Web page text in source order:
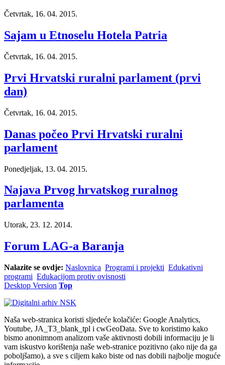
Četvrtak, 16. 04. 2015.
Sajam u Etnoselu Hotela Patria
Četvrtak, 16. 04. 2015.
Prvi Hrvatski ruralni parlament (prvi
dan)
Četvrtak, 16. 04. 2015.
Danas počeo Prvi Hrvatski ruralni
parlament
Ponedjeljak, 13. 04. 2015.
Najava Prvog hrvatskog ruralnog
parlamenta
Utorak, 23. 12. 2014.
Forum LAG-a Baranja
Nalazite se ovdje: Naslovnica Programi i projekti Edukativni
programi Edukacijom protiv ovisnosti
Desktop Version Top
Naša web-stranica koristi sljedeće kolačiće: Google Analytics,
Youtube, JA_T3_blank_tpl i cwGeoData. Sve to koristimo kako
bismo anonimnom analizom vaše aktivnosti dobili informaciju je li
vam iskustvo korištenja naše web-stranice pozitivno (ako nije da ga
poboljšamo), a sve s ciljem kako biste od nas dobili najbolje moguće